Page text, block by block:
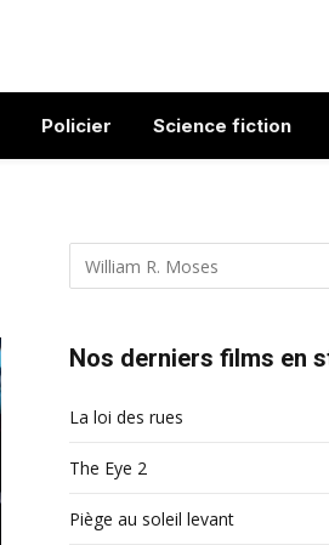
Policier Science fiction
Nos derniers films en
La loi des rues
The Eye 2
Piège au soleil levant